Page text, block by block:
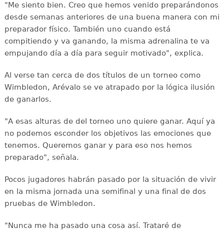
"Me siento bien. Creo que hemos venido preparándonos
desde semanas anteriores de una buena manera con mi
preparador físico. También uno cuando está
compitiendo y va ganando, la misma adrenalina te va
empujando día a día para seguir motivado", explica.
Al verse tan cerca de dos títulos de un torneo como
Wimbledon, Arévalo se ve atrapado por la lógica ilusión
de ganarlos.
"A esas alturas de del torneo uno quiere ganar. Aquí ya
no podemos esconder los objetivos las emociones que
tenemos. Queremos ganar y para eso nos hemos
preparado", señala.
Pocos jugadores habrán pasado por la situación de vivir
en la misma jornada una semifinal y una final de dos
pruebas de Wimbledon.
"Nunca me ha pasado una cosa así. Trataré de